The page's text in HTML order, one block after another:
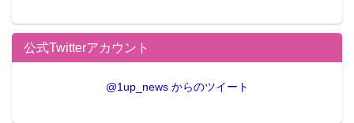
公式Twitterアカウント
@1up_news からのツイート